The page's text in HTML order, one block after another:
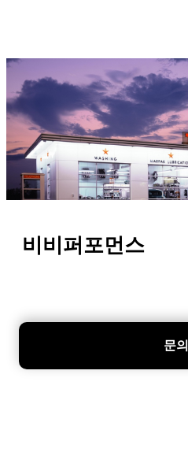
비비퍼포먼스
문